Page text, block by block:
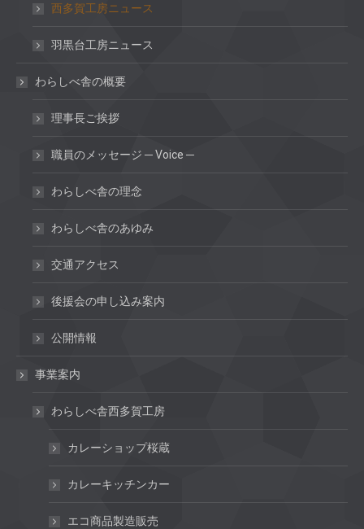
西多賀工房ニュース
羽黒台工房ニュース
わらしべ舎の概要
理事長ご挨拶
職員のメッセージ ─ Voice ─
わらしべ舎の理念
わらしべ舎のあゆみ
交通アクセス
後援会の申し込み案内
公開情報
事業案内
わらしべ舎西多賀工房
カレーショップ桜蔵
カレーキッチンカー
エコ商品製造販売